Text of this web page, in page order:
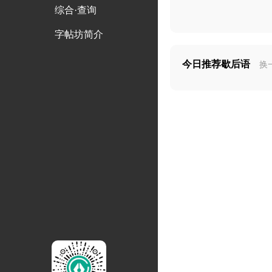
综合·查询
字帖坊简介
今日推荐歇后语 换